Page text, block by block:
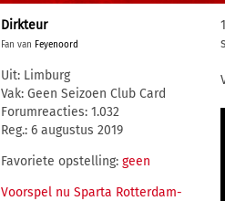
Dirkteur
Fan van Feyenoord
Uit: Limburg
Vak: Geen Seizoen Club Card
Forumreacties: 1.032
Reg.: 6 augustus 2019
Favoriete opstelling: geen
Voorspel nu Sparta Rotterdam-